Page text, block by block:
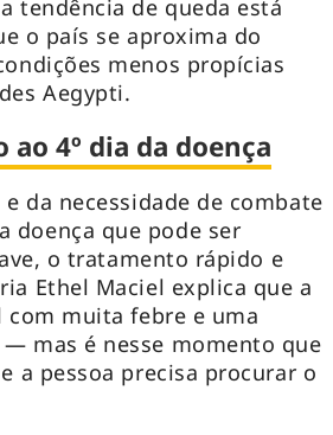
tendência de queda está
o país se aproxima do
menos propícias
Aegypti.
4º dia da doença
da necessidade de combate
doença que pode ser
o tratamento rápido e
Ethel Maciel explica que a
com muita febre e uma
mas é nesse momento que
a pessoa precisa procurar o